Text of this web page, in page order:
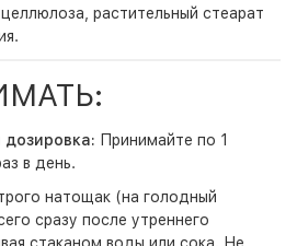
растительный стеарат
Принимайте по 1
в день.
натощак (на голодный
сразу после утреннего